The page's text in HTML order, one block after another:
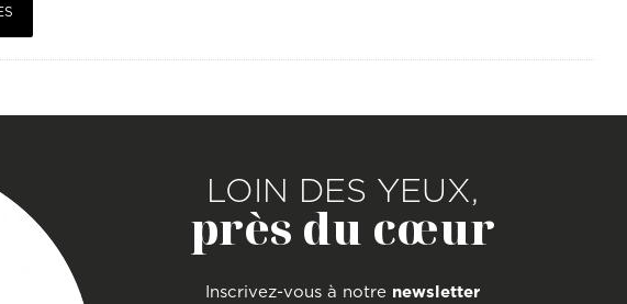
LOIN DES YEUX,
près du cœur
Inscrivez-vous à notre newsletter